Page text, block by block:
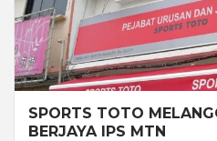
SPORTS TOTO
BERJAYA IPS MTN